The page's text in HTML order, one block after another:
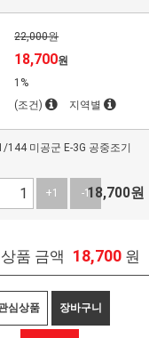
22,000원
18,700원
1%
(조건) 지역별
144 미공군 E-3G 공중조기
+1 -118,700원
품 금액 18,700 원
심상품 장바구니